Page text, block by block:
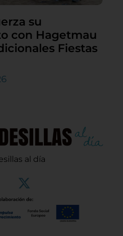
su
con Hagetmau
Fiestas
al día